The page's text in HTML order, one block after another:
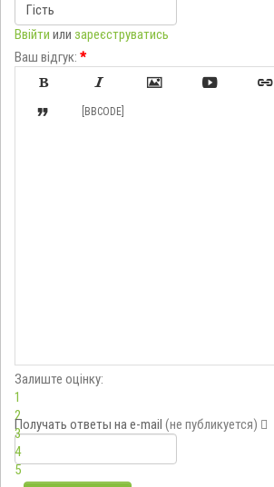
Ввійти или зареєструватись
Ваш відгук: *

   
 [BBCODE]
Залиште оцінку:
1
2
3
4
5
Получать ответы на e-mail (не публикуется)